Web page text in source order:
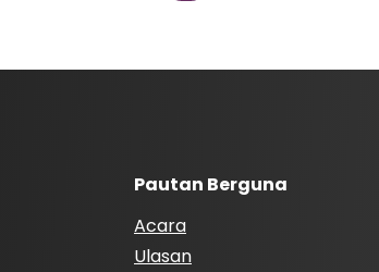
Pautan Berguna
Acara
Ulasan